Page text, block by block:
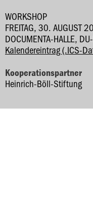
WORKSHOP
FREITAG, 30. AUGUST
DOCUMENTA-HALLE,
Kalendereintrag (.ICS-
Kooperationspartner
Heinrich-Böll-Stiftung